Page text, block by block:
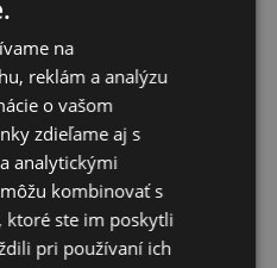
na
reklám a analýzu
o vašom
zdieľame aj s
analytickými
kombinovať s
ste im poskytli
pri používaní ich